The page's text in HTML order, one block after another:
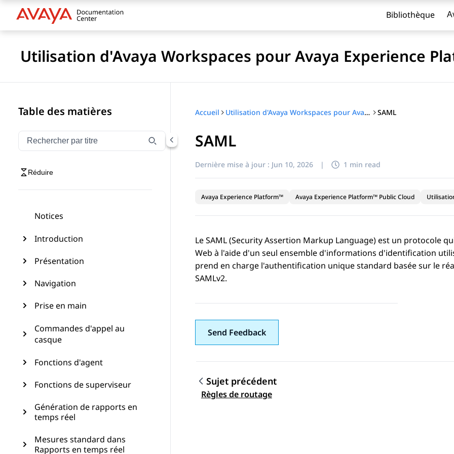
Bibliothèque
Utilisation d'Avaya Workspaces pour Avaya Experience
Table des matières
Filtrer la navigation par titre
Saisissez pour filtrer les éléments de navigation par titre
Réduire
Notices
Introduction
Présentation
Navigation
Prise en main
Commandes d'appel au
casque
Fonctions d'agent
Fonctions de superviseur
Génération de rapports en
temps réel
Mesures standard dans
Rapports en temps réel
Accueil Utilisation d'Avaya Workspaces pour Avaya Experience Platform™ Public Cloud SAML
SAML
Dernière mise à jour : Jun 10, 2026 | 1 min read
Avaya Experience Platform™ Avaya Experience Platform™ Public Cloud
Le SAML (Security Assertion Markup Language) est un protocole
Web à l'aide d'un seul ensemble d'informations d'identification
prend en charge l'authentification unique standard basée sur le
SAMLv2.
Send Feedback
Navigation par sujet
Sujet précédent
Règles de routage